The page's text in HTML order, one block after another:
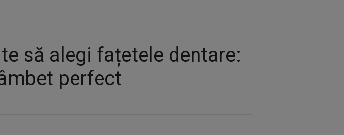
să alegi fațetele dentare:
perfect